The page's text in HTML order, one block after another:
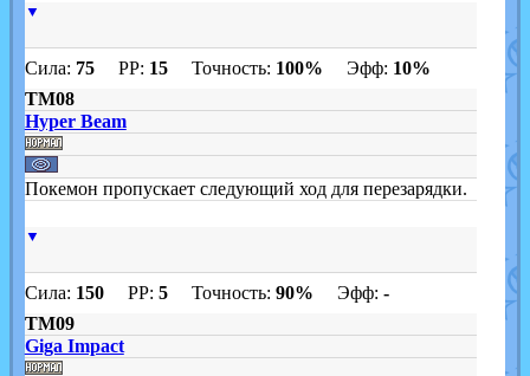
▼
Сила: 75PP: 15Точность: 100% Эфф: 10%
TM08
Hyper Beam
Покемон пропускает следующий ход для перезарядки.
▼
Сила: 150PP: 5Точность: 90% Эфф: -
TM09
Giga Impact